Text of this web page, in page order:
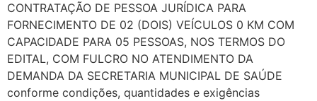
CONTRATAÇÃO DE PESSOA JURÍDICA PARA
FORNECIMENTO DE 02 (DOIS) VEÍCULOS 0 KM COM
CAPACIDADE PARA 05 PESSOAS, NOS TERMOS DO
EDITAL, COM FULCRO NO ATENDIMENTO DA
DEMANDA DA SECRETARIA MUNICIPAL DE SAÚDE
conforme condições, quantidades e exigências